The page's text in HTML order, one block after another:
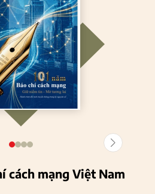
cách mạng Việt Nam